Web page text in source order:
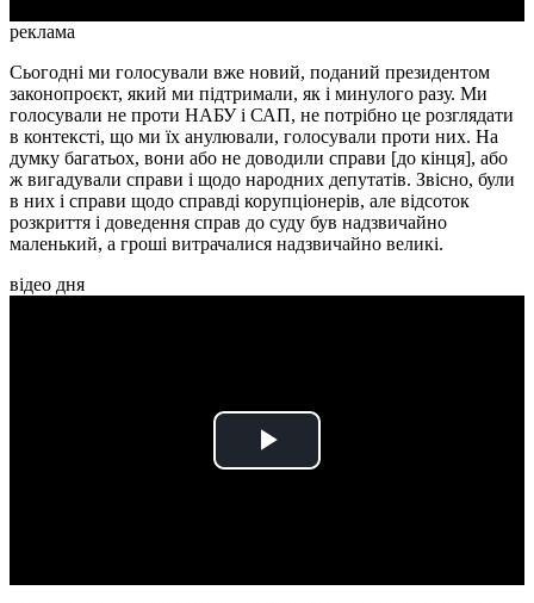
реклама
Сьогодні ми голосували вже новий, поданий президентом
законопроєкт, який ми підтримали, як і минулого разу. Ми
голосували не проти НАБУ і САП, не потрібно це розглядати
в контексті, що ми їх анулювали, голосували проти них. На
думку багатьох, вони або не доводили справи [до кінця], або
ж вигадували справи і щодо народних депутатів. Звісно, були
в них і справи щодо справді корупціонерів, але відсоток
розкриття і доведення справ до суду був надзвичайно
маленький, а гроші витрачалися надзвичайно великі.
відео дня
Play